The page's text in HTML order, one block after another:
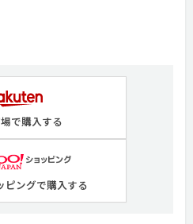
で購入する
ングで購入する